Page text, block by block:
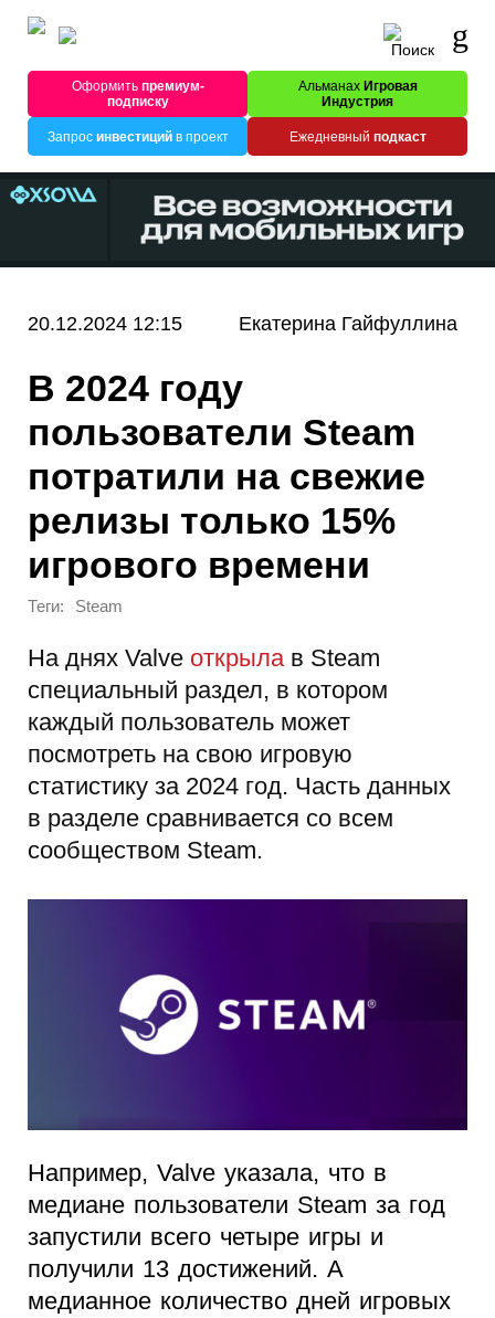
Оформитьпремиум-
подписку
Альманах Игровая
Индустрия
Запрос инвестицийв проект Ежедневный подкаст
20.12.2024 12:15 Екатерина Гайфуллина
В 2024 году
пользователи Steam
потратили на свежие
релизы только 15%
игрового времени
Теги: Steam
На днях Valve открыла в Steam
специальный раздел, в котором
каждый пользователь может
посмотреть на свою игровую
статистику за 2024 год. Часть данных
в разделе сравнивается со всем
сообществом Steam.
Например, Valve указала, что в
медиане пользователи Steam за год
запустили всего четыре игры и
получили 13 достижений. А
медианное количество дней игровых